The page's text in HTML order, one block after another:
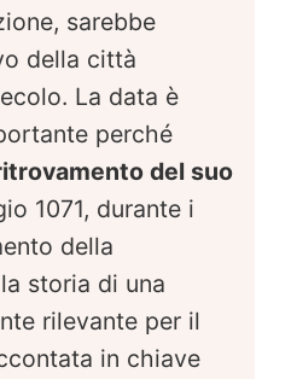
sarebbe
della città
La data è
perché
del suo
1071, durante i
della
storia di una
rilevante per il
in chiave